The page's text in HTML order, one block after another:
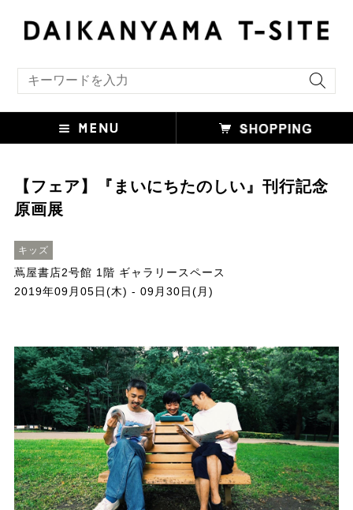
【フェア】『まいにちたのしい』刊行記念
原画展
キッズ
蔦屋書店2号館 1階 ギャラリースペース
2019年09月05日(木) - 09月30日(月)